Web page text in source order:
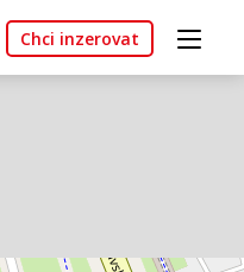
Chci inzerovat